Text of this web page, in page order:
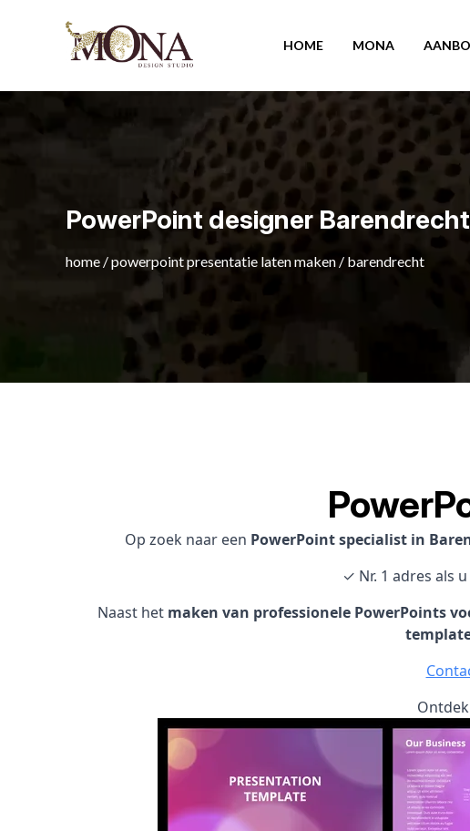
HOME MONA
PowerPoint designer Barendrecht
home /powerpoint presentatie laten maken/ barendrecht
Op zoek naar een PowerPoint specialist in
✓ Nr. 1 adres als
Naast het maken van professionele PowerPoints